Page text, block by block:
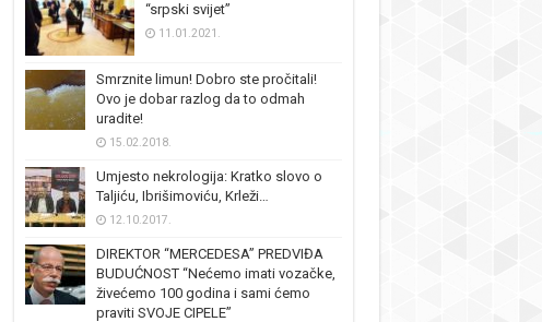
“srpski svijet”
11.01.2021.
Smrznite limun! Dobro ste pročitali!
Ovo je dobar razlog da to odmah
uradite!
15.02.2018.
Umjesto nekrologija: Kratko slovo o
Taljiću, Ibrišimoviću, Krleži…
12.10.2017.
DIREKTOR “MERCEDESA” PREDVIĐA
BUDUĆNOST “Nećemo imati vozačke,
živećemo 100 godina i sami ćemo
praviti SVOJE CIPELE”